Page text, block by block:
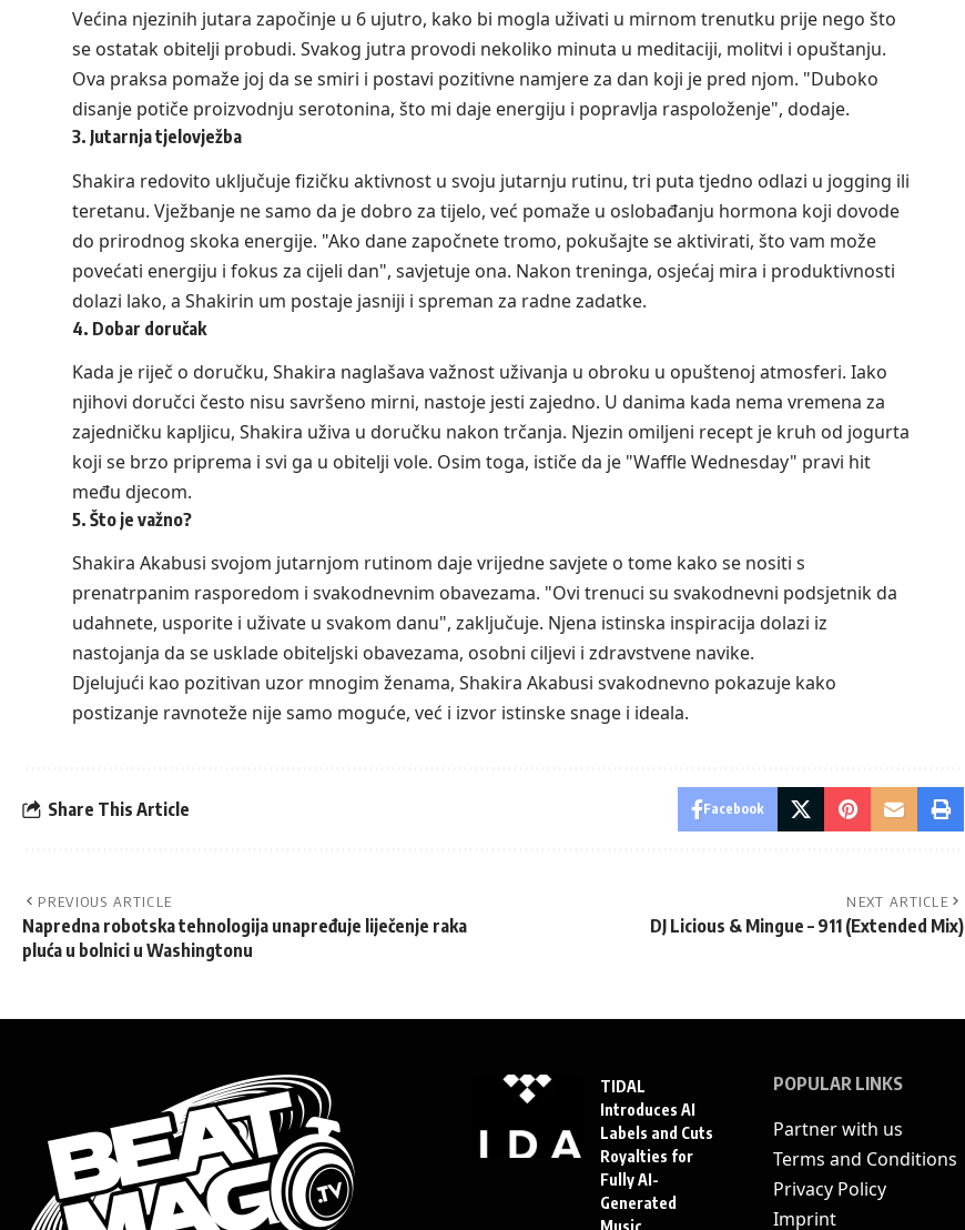
Većina njezinih jutara započinje u 6 ujutro, kako bi mogla uživati u mirnom trenutku prije nego što
se ostatak obitelji probudi. Svakog jutra provodi nekoliko minuta u meditaciji, molitvi i opuštanju.
Ova praksa pomaže joj da se smiri i postavi pozitivne namjere za dan koji je pred njom. "Duboko
disanje potiče proizvodnju serotonina, što mi daje energiju i popravlja raspoloženje", dodaje.
3. Jutarnja tjelovježba
Shakira redovito uključuje fizičku aktivnost u svoju jutarnju rutinu, tri puta tjedno odlazi u jogging ili
teretanu. Vježbanje ne samo da je dobro za tijelo, već pomaže u oslobađanju hormona koji dovode
do prirodnog skoka energije. "Ako dane započnete tromo, pokušajte se aktivirati, što vam može
povećati energiju i fokus za cijeli dan", savjetuje ona. Nakon treninga, osjećaj mira i produktivnosti
dolazi lako, a Shakirin um postaje jasniji i spreman za radne zadatke.
4. Dobar doručak
Kada je riječ o doručku, Shakira naglašava važnost uživanja u obroku u opuštenoj atmosferi. Iako
njihovi doručci često nisu savršeno mirni, nastoje jesti zajedno. U danima kada nema vremena za
zajedničku kapljicu, Shakira uživa u doručku nakon trčanja. Njezin omiljeni recept je kruh od jogurta
koji se brzo priprema i svi ga u obitelji vole. Osim toga, ističe da je "Waffle Wednesday" pravi hit
među djecom.
5. Što je važno?
Shakira Akabusi svojom jutarnjom rutinom daje vrijedne savjete o tome kako se nositi s
prenatrpanim rasporedom i svakodnevnim obavezama. "Ovi trenuci su svakodnevni podsjetnik da
udahnete, usporite i uživate u svakom danu", zaključuje. Njena istinska inspiracija dolazi iz
nastojanja da se usklade obiteljski obavezama, osobni ciljevi i zdravstvene navike.
Djelujući kao pozitivan uzor mnogim ženama, Shakira Akabusi svakodnevno pokazuje kako
postizanje ravnoteže nije samo moguće, već i izvor istinske snage i ideala.
Share This Article Facebook
PREVIOUS ARTICLE
Napredna robotska tehnologija unapređuje liječenje raka
pluća u bolnici u Washingtonu
NEXT ARTICLE
DJ Licious & Mingue – 911 (Extended Mix)
TIDAL
Introduces AI
Labels and Cuts
Royalties for
Fully AI-
Generated
POPULAR LINKS
Partner with us
Terms and Conditions
Privacy Policy
Imprint